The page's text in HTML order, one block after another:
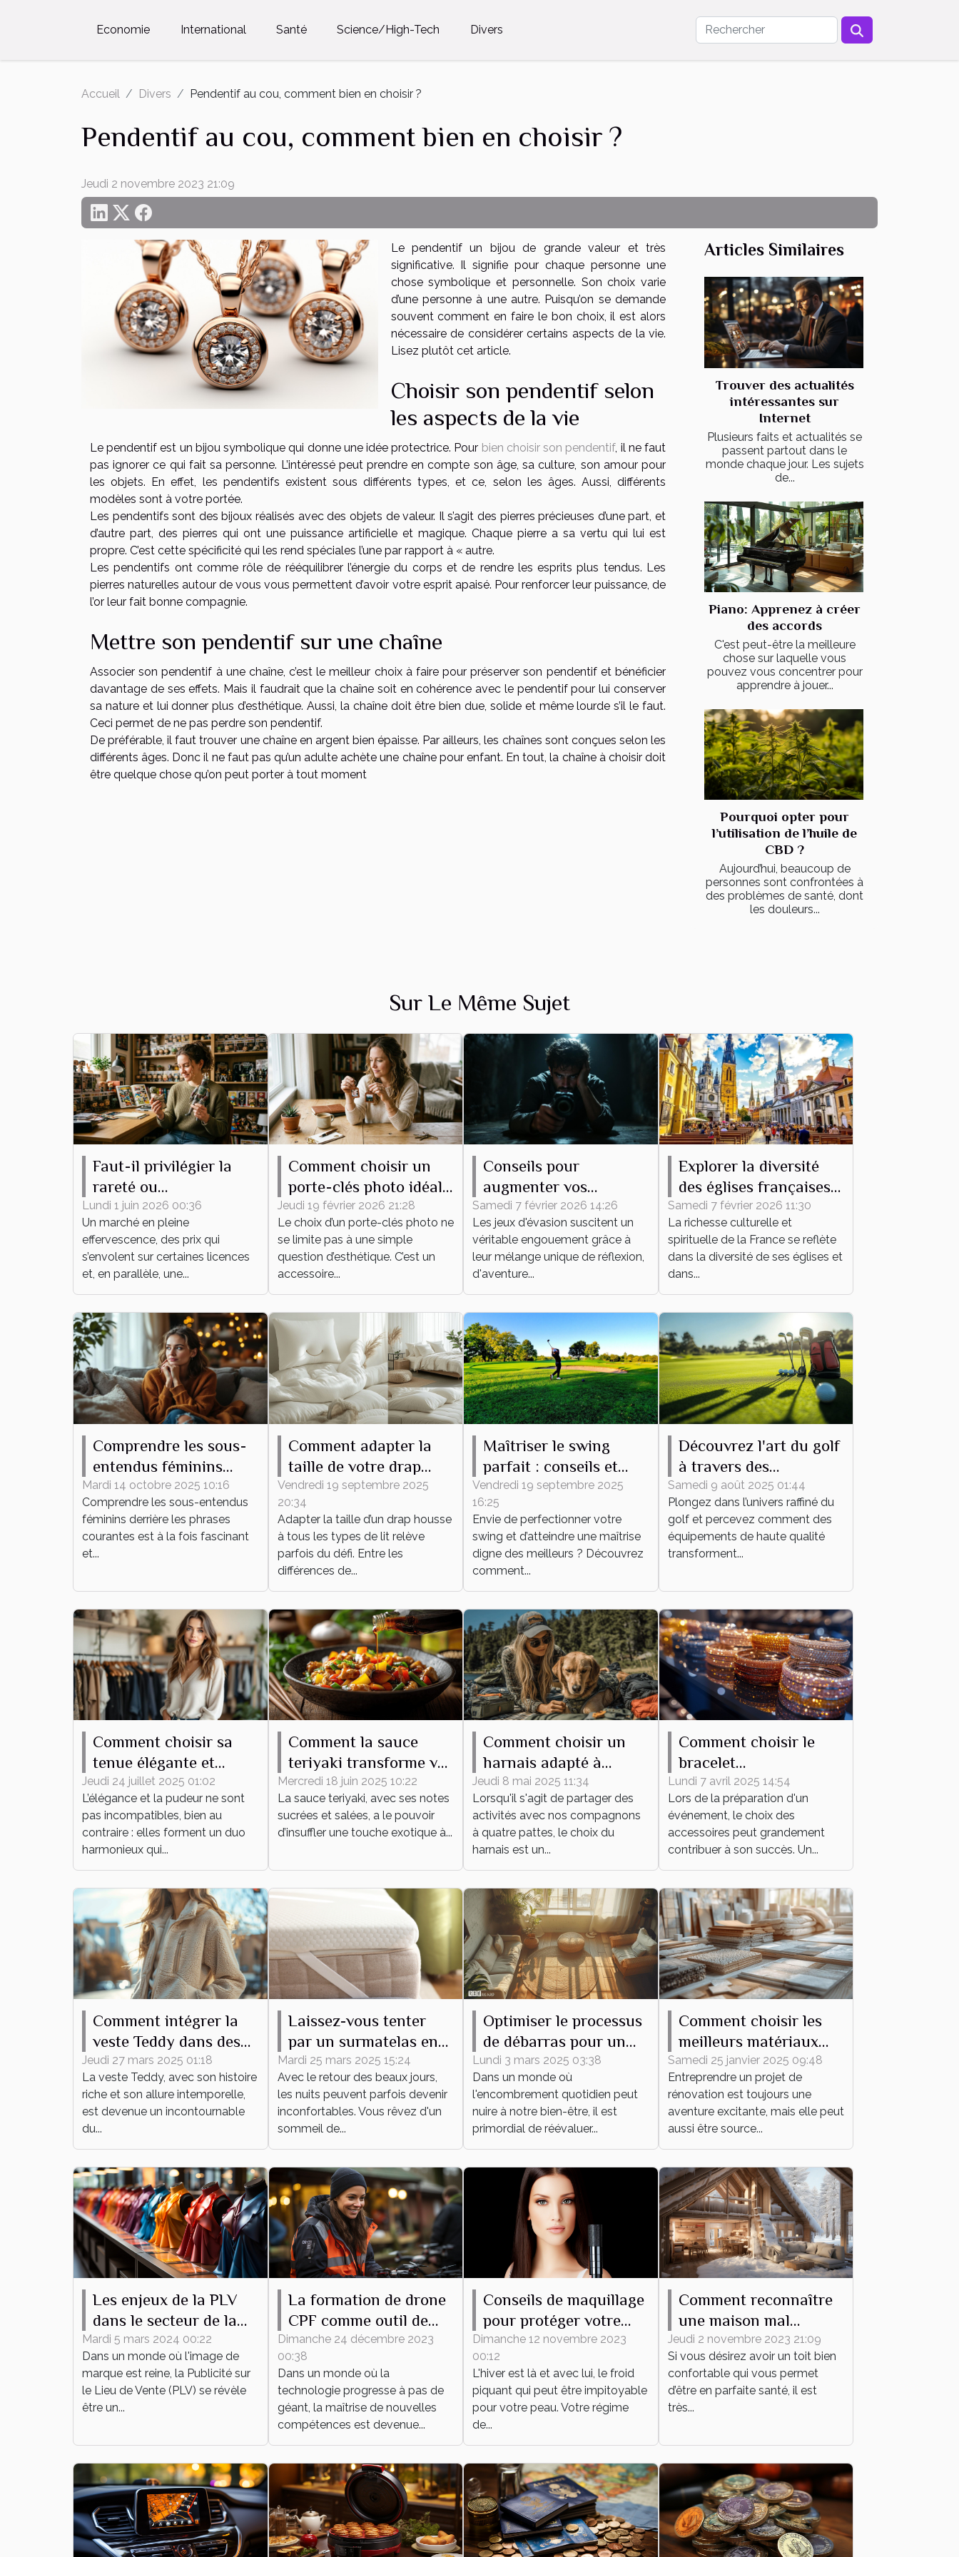
Economie International Santé Science/High-Tech Divers
Accueil Divers Pendentif au cou, comment bien en choisir ?
Pendentif au cou, comment bien en choisir ?
Jeudi 2 novembre 2023 21:09
Le pendentif un bijou de grande valeur et très
significative. Il signifie pour chaque personne une
chose symbolique et personnelle. Son choix varie
d’une personne à une autre. Puisqu’on se demande
souvent comment en faire le bon choix, il est alors
nécessaire de considérer certains aspects de la vie.
Lisez plutôt cet article.
Choisir son pendentif selon
les aspects de la vie
Le pendentif est un bijou symbolique qui donne une idée protectrice. Pour bien choisir son pendentif, il ne faut
pas ignorer ce qui fait sa personne. L’intéressé peut prendre en compte son âge, sa culture, son amour pour
les objets. En effet, les pendentifs existent sous différents types, et ce, selon les âges. Aussi, différents
modèles sont à votre portée.
Les pendentifs sont des bijoux réalisés avec des objets de valeur. Il s’agit des pierres précieuses d’une part, et
d’autre part, des pierres qui ont une puissance artificielle et magique. Chaque pierre a sa vertu qui lui est
propre. C’est cette spécificité qui les rend spéciales l’une par rapport à « autre.
Les pendentifs ont comme rôle de rééquilibrer l’énergie du corps et de rendre les esprits plus tendus. Les
pierres naturelles autour de vous vous permettent d’avoir votre esprit apaisé. Pour renforcer leur puissance, de
l’or leur fait bonne compagnie.
Mettre son pendentif sur une chaîne
Associer son pendentif à une chaîne, c’est le meilleur choix à faire pour préserver son pendentif et bénéficier
davantage de ses effets. Mais il faudrait que la chaîne soit en cohérence avec le pendentif pour lui conserver
sa nature et lui donner plus d’esthétique. Aussi, la chaîne doit être bien due, solide et même lourde s’il le faut.
Ceci permet de ne pas perdre son pendentif.
De préférable, il faut trouver une chaîne en argent bien épaisse. Par ailleurs, les chaînes sont conçues selon les
différents âges. Donc il ne faut pas qu’un adulte achète une chaîne pour enfant. En tout, la chaîne à choisir doit
être quelque chose qu’on peut porter à tout moment
Articles Similaires
Trouver des actualités
intéressantes sur
Internet
Plusieurs faits et actualités se
passent partout dans le
monde chaque jour. Les sujets
de...
Piano: Apprenez à créer
des accords
C'est peut-être la meilleure
chose sur laquelle vous
pouvez vous concentrer pour
apprendre à jouer...
Pourquoi opter pour
l’utilisation de l’huile de
CBD ?
Aujourd’hui, beaucoup de
personnes sont confrontées à
des problèmes de santé, dont
les douleurs...
Sur Le Même Sujet
Faut-il privilégier la
rareté ou
l’attachement
émotionnel pour sa
collection de figurines
?
Lundi 1 juin 2026 00:36
Un marché en pleine
effervescence, des prix qui
s’envolent sur certaines licences
et, en parallèle, une...
Comment choisir un
porte-clés photo idéal
pour vous ?
Jeudi 19 février 2026 21:28
Le choix d’un porte-clés photo ne
se limite pas à une simple
question d’esthétique. C’est un
accessoire...
Conseils pour
augmenter vos
chances de succès
dans un jeu d'évasion
Samedi 7 février 2026 14:26
Les jeux d'évasion suscitent un
véritable engouement grâce à
leur mélange unique de réflexion,
d'aventure...
Explorer la diversité
des églises françaises à
travers leurs messes
Samedi 7 février 2026 11:30
La richesse culturelle et
spirituelle de la France se reflète
dans la diversité de ses églises et
dans...
Comprendre les sous-
entendus féminins
derrière les phrases
courantes
Mardi 14 octobre 2025 10:16
Comprendre les sous-entendus
féminins derrière les phrases
courantes est à la fois fascinant
et...
Comment adapter la
taille de votre drap
housse à tout type de
lit ?
Vendredi 19 septembre 2025
20:34
Adapter la taille d’un drap housse
à tous les types de lit relève
parfois du défi. Entre les
différences de...
Maîtriser le swing
parfait : conseils et
techniques
Vendredi 19 septembre 2025
16:25
Envie de perfectionner votre
swing et d’atteindre une maîtrise
digne des meilleurs ? Découvrez
comment...
Découvrez l'art du golf
à travers des
équipements de haute
qualité
Samedi 9 août 2025 01:44
Plongez dans l’univers raffiné du
golf et percevez comment des
équipements de haute qualité
transforment...
Comment choisir sa
tenue élégante et
pudique pour tout
événement ?
Jeudi 24 juillet 2025 01:02
L’élégance et la pudeur ne sont
pas incompatibles, bien au
contraire : elles forment un duo
harmonieux qui...
Comment la sauce
teriyaki transforme vos
plats du quotidien
Mercredi 18 juin 2025 10:22
La sauce teriyaki, avec ses notes
sucrées et salées, a le pouvoir
d’insuffler une touche exotique à...
Comment choisir un
harnais adapté à
différentes activités
canines
Jeudi 8 mai 2025 11:34
Lorsqu'il s'agit de partager des
activités avec nos compagnons
à quatre pattes, le choix du
harnais est un...
Comment choisir le
bracelet
personnalisable parfait
pour votre événement
Lundi 7 avril 2025 14:54
Lors de la préparation d'un
événement, le choix des
accessoires peut grandement
contribuer à son succès. Un...
Comment intégrer la
veste Teddy dans des
tenues quotidiennes
Jeudi 27 mars 2025 01:18
La veste Teddy, avec son histoire
riche et son allure intemporelle,
est devenue un incontournable
du...
Laissez-vous tenter
par un surmatelas en
laine mérinos, même en
été !
Mardi 25 mars 2025 15:24
Avec le retour des beaux jours,
les nuits peuvent parfois devenir
inconfortables. Vous rêvez d'un
sommeil de...
Optimiser le processus
de débarras pour un
espace épuré et
fonctionnel
Lundi 3 mars 2025 03:38
Dans un monde où
l'encombrement quotidien peut
nuire à notre bien-être, il est
primordial de réévaluer...
Comment choisir les
meilleurs matériaux
pour votre projet de
rénovation
Samedi 25 janvier 2025 09:48
Entreprendre un projet de
rénovation est toujours une
aventure excitante, mais elle peut
aussi être source...
Les enjeux de la PLV
dans le secteur de la
mode
Mardi 5 mars 2024 00:22
Dans un monde où l'image de
marque est reine, la Publicité sur
le Lieu de Vente (PLV) se révèle
être un...
La formation de drone
CPF comme outil de
développement
personnel et
professionnel
Dimanche 24 décembre 2023
00:38
Dans un monde où la
technologie progresse à pas de
géant, la maîtrise de nouvelles
compétences est devenue...
Conseils de maquillage
pour protéger votre
peau du froid hivernal
Dimanche 12 novembre 2023
00:12
L'hiver est là et avec lui, le froid
piquant qui peut être impitoyable
pour votre peau. Votre régime
de...
Comment reconnaître
une maison mal
isolée ?
Jeudi 2 novembre 2023 21:09
Si vous désirez avoir un toit bien
confortable qui vous permet
d’être en parfaite santé, il est
très...